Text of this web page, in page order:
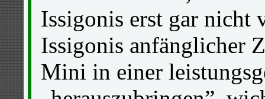
Issigonis erst gar nicht
Issigonis anfänglicher
Mini in einer